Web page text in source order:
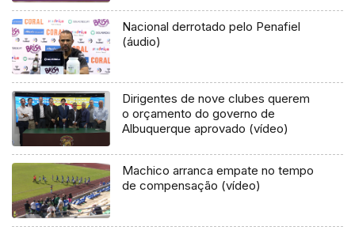
Nacional derrotado pelo Penafiel
(áudio)
Dirigentes de nove clubes querem
o orçamento do governo de
Albuquerque aprovado (vídeo)
Machico arranca empate no tempo
de compensação (vídeo)